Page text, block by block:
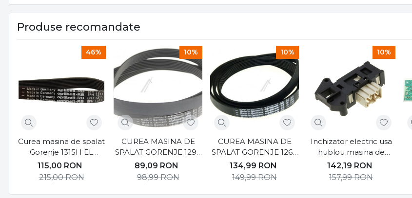
Produse recomandate
46%
Curea masina de spalat
Gorenje 1315H EL
587610
115,00 RON
215,00RON
10%
CUREA MASINA DE
SPALAT GORENJE 1295
J6 EL
89,09 RON
98,99RON
10%
CUREA MASINA DE
SPALAT GORENJE 1260
J5 EL
134,99 RON
149,99RON
10%
Inchizator electric usa
hublou masina de
spalat Gorenje, Hisense
142,19 RON
157,99RON